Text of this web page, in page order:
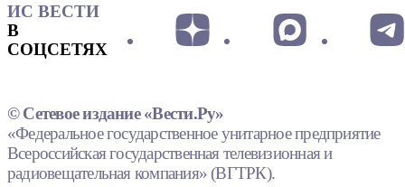
ИС ВЕСТИ
В
СОЦСЕТЯХ
© Сетевое издание «Вести.Ру»
«Федеральное государственное унитарное предприятие
Всероссийская государственная телевизионная и
радиовещательная компания» (ВГТРК).